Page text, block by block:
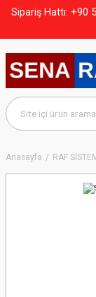
Sipariş Hattı: +90
Anasayfa RAF